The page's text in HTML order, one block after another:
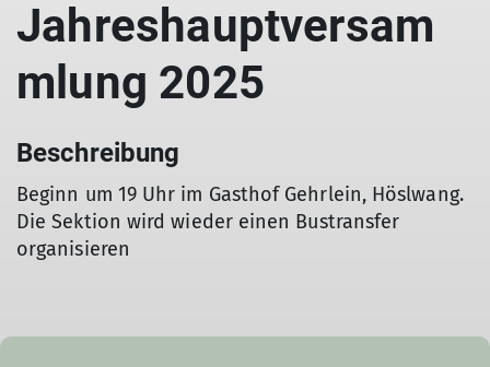
Jahreshauptversam
mlung 2025
Beschreibung
Beginn um 19 Uhr im Gasthof Gehrlein, Höslwang.
Die Sektion wird wieder einen Bustransfer
organisieren